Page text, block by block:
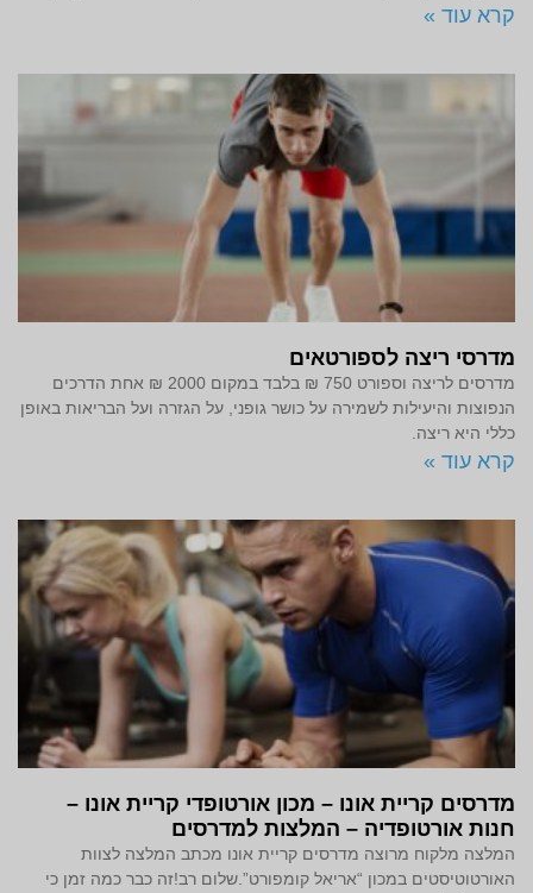
קרא עוד »
מדרסי ריצה לספורטאים
מדרסים לריצה וספורט 750 ₪ בלבד במקום 2000 ₪ אחת הדרכים
הנפוצות והיעילות לשמירה על כושר גופני, על הגזרה ועל הבריאות באופן
כללי היא ריצה.
קרא עוד »
מדרסים קריית אונו – מכון אורטופדי קריית אונו –
חנות אורטופדיה – המלצות למדרסים
המלצה מלקוח מרוצה מדרסים קריית אונו מכתב המלצה לצוות
האורטוטיסטים במכון “אריאל קומפורט”.שלום רב!זה כבר כמה זמן כי